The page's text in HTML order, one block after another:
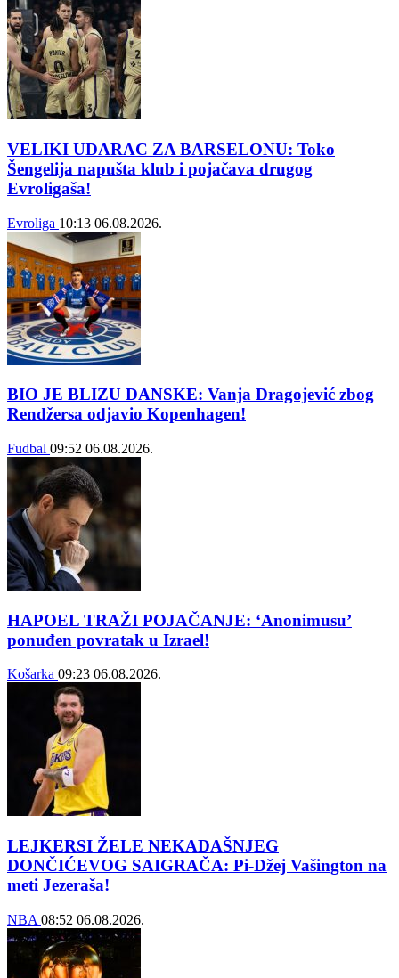
VELIKI UDARAC ZA BARSELONU: Toko
Šengelija napušta klub i pojačava drugog
Evroligaša!
Evroliga 10:13 06.08.2026.
BIO JE BLIZU DANSKE: Vanja Dragojević zbog
Rendžersa odjavio Kopenhagen!
Fudbal 09:52 06.08.2026.
HAPOEL TRAŽI POJAČANJE: ‘Anonimusu’
ponuđen povratak u Izrael!
Košarka 09:23 06.08.2026.
LEJKERSI ŽELE NEKADAŠNJEG
DONČIĆEVOG SAIGRAČA: Pi-Džej Vašington na
meti Jezeraša!
NBA 08:52 06.08.2026.